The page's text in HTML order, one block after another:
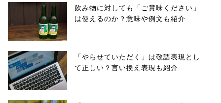
飲み物に対しても「ご賞味ください」
は使えるのか？意味や例文も紹介
「やらせていただく」は敬語表現とし
て正しい？言い換え表現も紹介